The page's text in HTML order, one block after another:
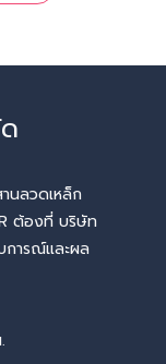
นลวดเหล็ก
ต้องที่ บริษัท
การณ์และผล